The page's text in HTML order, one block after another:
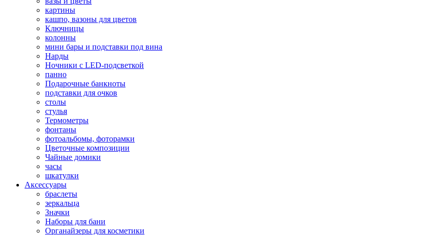
картины
кашпо, вазоны для цветов
Ключницы
колонны
мини бары и подставки под вина
Нарды
Ночники с LED-подсветкой
панно
Подарочные банкноты
подставки для очков
столы
стулья
Термометры
фонтаны
фотоальбомы, фоторамки
Цветочные композиции
Чайные домики
часы
шкатулки
Аксессуары
браслеты
зеркальца
Значки
Наборы для бани
Органайзеры для косметики